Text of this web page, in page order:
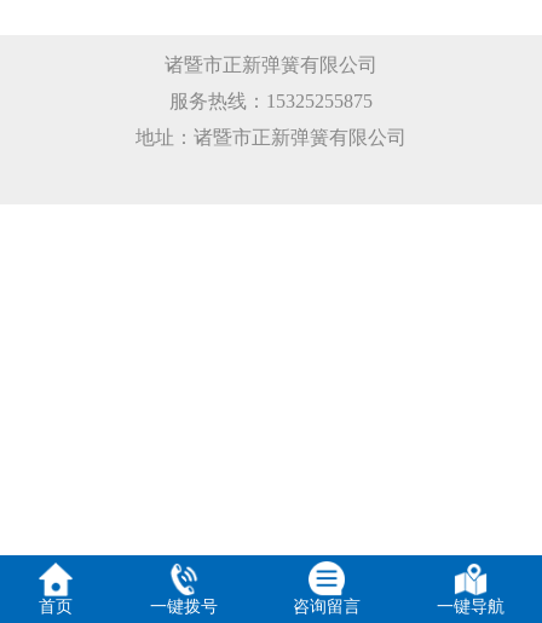
诸暨市正新弹簧有限公司
服务热线：15325255875
地址：诸暨市正新弹簧有限公司
首页 一键拨号 咨询留言 一键导航